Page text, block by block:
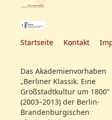
Startseite Kontakt
Das Akademienvorhaben
„Berliner Klassik. Eine
Großstadtkultur um 1800“
(2003–2013) der Berlin-
Brandenburgischen